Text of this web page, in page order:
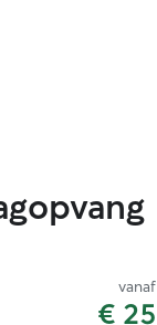
vanaf
€ 25